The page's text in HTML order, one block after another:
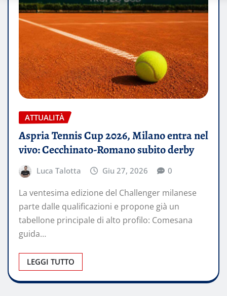
ATTUALITÀ
Aspria Tennis Cup 2026, Milano entra nel
vivo: Cecchinato-Romano subito derby
Luca Talotta Giu 27, 2026 0
La ventesima edizione del Challenger milanese
parte dalle qualificazioni e propone già un
tabellone principale di alto profilo: Comesana
guida…
LEGGI TUTTO